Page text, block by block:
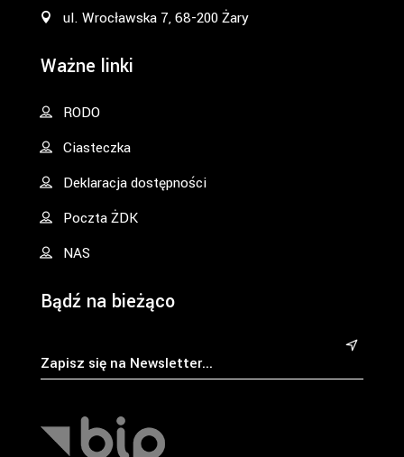
ul. Wrocławska 7, 68-200 Żary
Ważne linki
RODO
Ciasteczka
Deklaracja dostępności
Poczta ŻDK
NAS
Bądź na bieżąco
&